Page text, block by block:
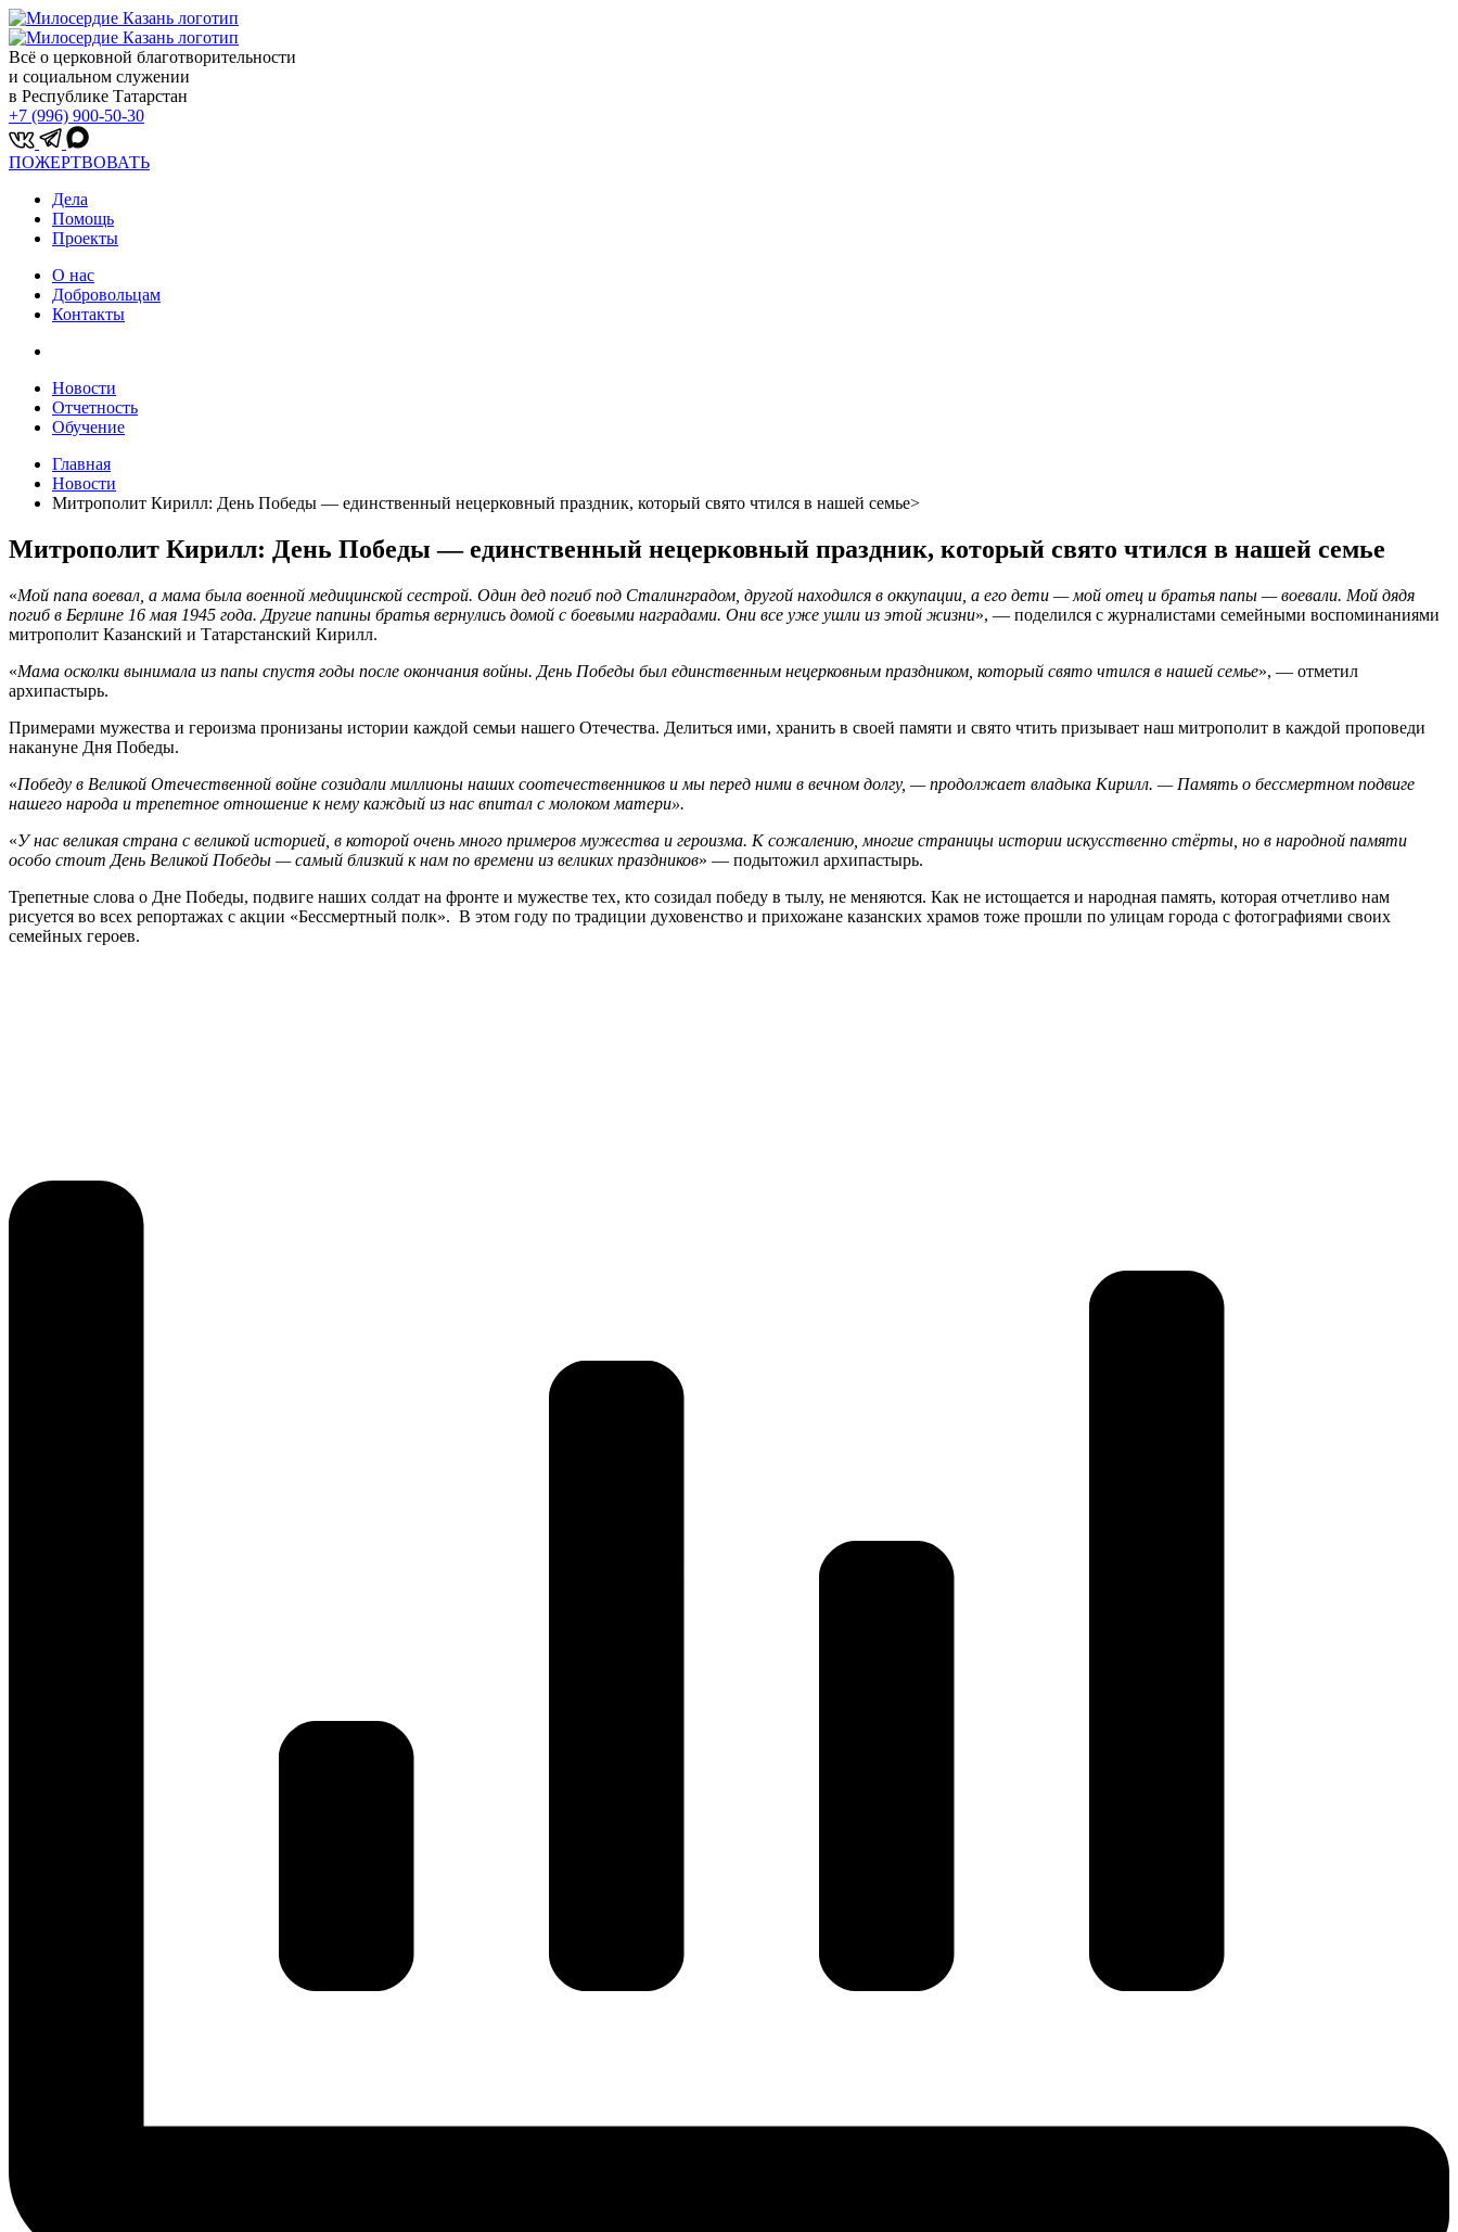
Всё о церковной благотворительности
и социальном служении
в Республике Татарстан
+7 (996) 900-50-30
ПОЖЕРТВОВАТЬ
Дела
Помощь
Проекты
О нас
Добровольцам
Контакты
Новости
Отчетность
Обучение
Главная
Новости
Митрополит Кирилл: День Победы — единственный нецерковный праздник, который свято чтился в нашей семье>
Митрополит Кирилл: День Победы — единственный нецерковный праздник, который свято чтился в нашей семье
«Мой папа воевал, а мама была военной медицинской сестрой. Один дед погиб под Сталинградом, другой находился в оккупации, а его дети — мой отец и братья папы — воевали. Мой дядя
погиб в Берлине 16 мая 1945 года. Другие папины братья вернулись домой с боевыми наградами. Они все уже ушли из этой жизни», — поделился с журналистами семейными воспоминаниями
митрополит Казанский и Татарстанский Кирилл.
«Мама осколки вынимала из папы спустя годы после окончания войны. День Победы был единственным нецерковным праздником, который свято чтился в нашей семье», — отметил
архипастырь.
Примерами мужества и героизма пронизаны истории каждой семьи нашего Отечества. Делиться ими, хранить в своей памяти и свято чтить призывает наш митрополит в каждой проповеди
накануне Дня Победы.
«Победу в Великой Отечественной войне созидали миллионы наших соотечественников и мы перед ними в вечном долгу, — продолжает владыка Кирилл. — Память о бессмертном подвиге
нашего народа и трепетное отношение к нему каждый из нас впитал с молоком матери».
«У нас великая страна с великой историей, в которой очень много примеров мужества и героизма. К сожалению, многие страницы истории искусственно стёрты, но в народной памяти
особо стоит День Великой Победы — самый близкий к нам по времени из великих праздников» — подытожил архипастырь.
Трепетные слова о Дне Победы, подвиге наших солдат на фронте и мужестве тех, кто созидал победу в тылу, не меняются. Как не истощается и народная память, которая отчетливо нам
рисуется во всех репортажах с акции «Бессмертный полк». В этом году по традиции духовенство и прихожане казанских храмов тоже прошли по улицам города с фотографиями своих
семейных героев.